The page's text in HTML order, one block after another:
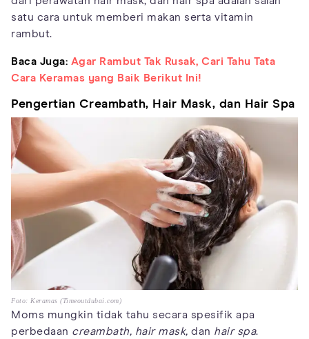
satu cara untuk memberi makan serta vitamin
rambut.
Baca Juga: Agar Rambut Tak Rusak, Cari Tahu Tata
Cara Keramas yang Baik Berikut Ini!
Pengertian Creambath, Hair Mask, dan Hair Spa
Foto: Keramas (Timeoutdubai.com)
Moms mungkin tidak tahu secara spesifik apa
perbedaan creambath, hair mask, dan hair spa.